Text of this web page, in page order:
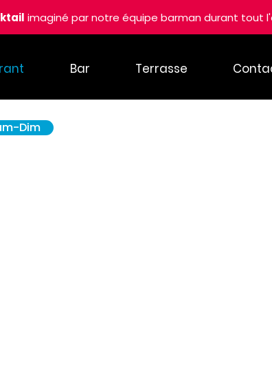
imaginé par notre équipe barman durant tout
Bar Terrasse
Dim